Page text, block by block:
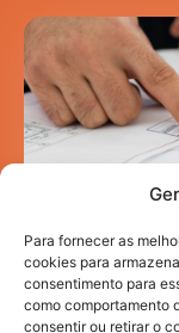
Para fornecer as
cookies para
consentimento para
como comportamento
consentir ou retirar o
Mobilidade